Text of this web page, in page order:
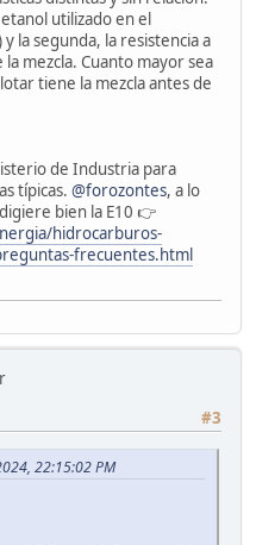
utilizado en el
la segunda, la resistencia a
mezcla. Cuanto mayor sea
tiene la mezcla antes de
de Industria para
típicas. @forozontes, a lo
bien la E10 👉
hidrocarburos-
frecuentes.html
#3
22:15:02 PM